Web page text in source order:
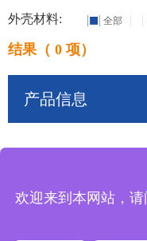
外壳材料: 全部
结果（ 0 项）
产品信息
欢迎来到本网站，